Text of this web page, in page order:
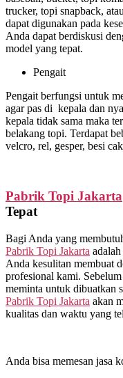
trucker, topi snapback,
dapat digunakan pada
Anda dapat berdiskusi
model yang tepat.
Pengait
Pengait berfungsi untuk
agar pas di kepala dan
kepala tidak sama maka
belakang topi. Terdapat
velcro, rel, gesper, besi
Pabrik Topi Jakarta
Tepat
Bagi Anda yang
Pabrik Topi Jakarta
Anda kesulitan membuat
profesional kami.
meminta untuk dibuatkan
Pabrik Topi Jakarta akan
kualitas dan waktu yang
Anda bisa memesan jasa